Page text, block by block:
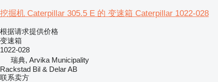
挖掘机 Caterpillar 305.5 E 的 变速箱 Caterpillar 1022-028
根据请求提供价格
变速箱
1022-028
瑞典, Arvika Municipality
Rackstad Bil & Delar AB
联系卖方